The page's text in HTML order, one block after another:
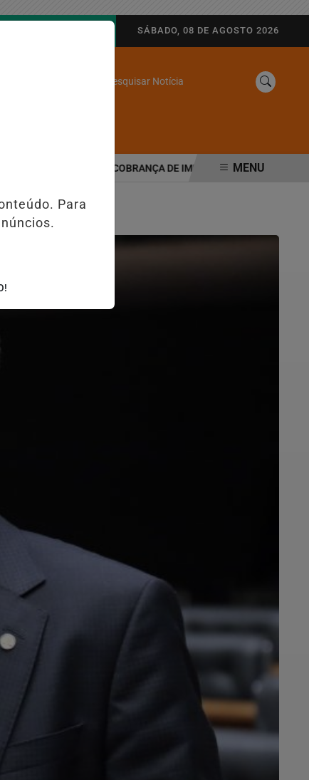
SÁBADO, 08 DE AGOSTO 2026
Pesquisar Notícia
MUDA COBRANÇA DE IMPOSTOS NAS MAQUININHAS E
MENU
Para